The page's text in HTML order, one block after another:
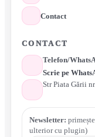
Contact
CONTACT
Telefon/
Scrie pe
Str Piata Gării
Newsletter:
ulterior cu plugin)